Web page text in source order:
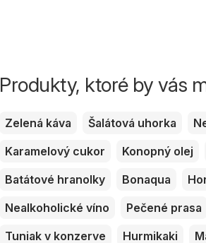
Produkty, ktoré by vás
Zelená káva Šalátová uhorka
Karamelový cukor
Konopný olej
Batátové hranolky
Bonaqua
Nealkoholické víno
Pečené prasa
Tuniak v konzerve
Hurmikaki